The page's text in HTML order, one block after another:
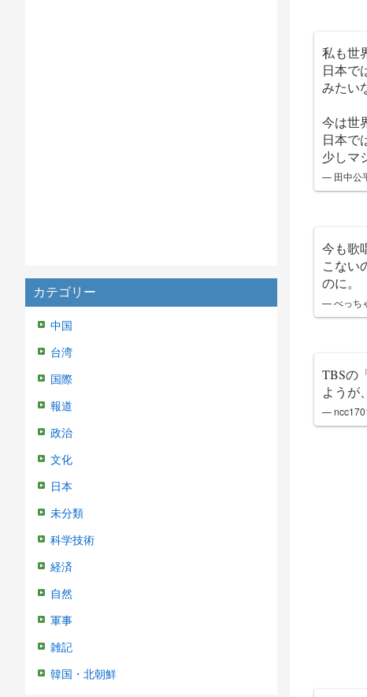
カテゴリー
中国
台湾
国際
報道
政治
文化
日本
未分類
科学技術
経済
自然
軍事
雑記
韓国・北朝鮮
私も世
日本で
みたい
今は世
日本で
少しマ
— 田中公
今も歌
こない
のに。
— べっち
TBSの
ようが
—